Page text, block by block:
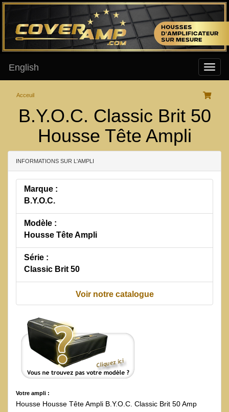
English
Acceuil
B.Y.O.C. Classic Brit 50
Housse Tête Ampli
INFORMATIONS SUR L'AMPLI
Marque :
B.Y.O.C.
Modèle :
Housse Tête Ampli
Série :
Classic Brit 50
Voir notre catalogue
Votre ampli :
Housse Housse Tête Ampli B.Y.O.C. Classic Brit 50 Amp